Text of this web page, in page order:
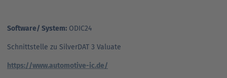
Software/ System: ODIC24
Schnittstelle zu SilverDAT 3 Valuate
https://www.automotive-ic.de/